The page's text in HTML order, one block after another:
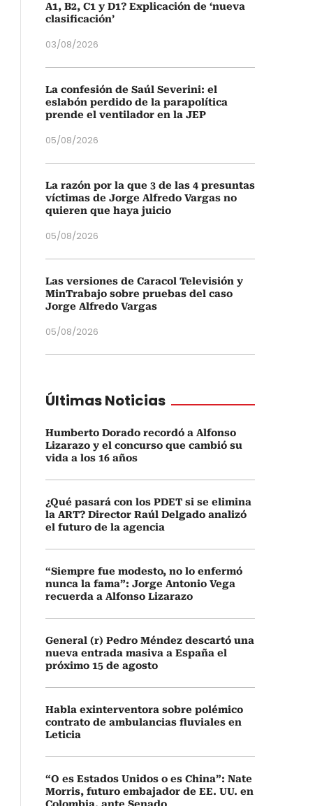
A1, B2, C1 y D1? Explicación de ‘nueva
clasificación’
03/08/2026
La confesión de Saúl Severini: el
eslabón perdido de la parapolítica
prende el ventilador en la JEP
05/08/2026
La razón por la que 3 de las 4 presuntas
víctimas de Jorge Alfredo Vargas no
quieren que haya juicio
05/08/2026
Las versiones de Caracol Televisión y
MinTrabajo sobre pruebas del caso
Jorge Alfredo Vargas
05/08/2026
Últimas Noticias
Humberto Dorado recordó a Alfonso
Lizarazo y el concurso que cambió su
vida a los 16 años
¿Qué pasará con los PDET si se elimina
la ART? Director Raúl Delgado analizó
el futuro de la agencia
“Siempre fue modesto, no lo enfermó
nunca la fama”: Jorge Antonio Vega
recuerda a Alfonso Lizarazo
General (r) Pedro Méndez descartó una
nueva entrada masiva a España el
próximo 15 de agosto
Habla exinterventora sobre polémico
contrato de ambulancias fluviales en
Leticia
“O es Estados Unidos o es China”: Nate
Morris, futuro embajador de EE. UU. en